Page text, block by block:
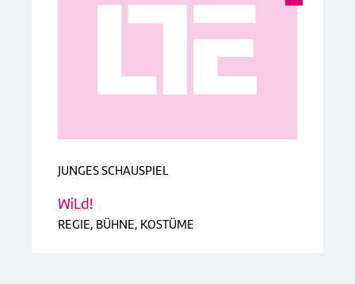
JUNGES SCHAUSPIEL
WiLd!
REGIE, BÜHNE, KOSTÜME